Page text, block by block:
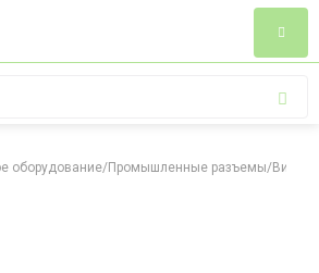
оборудование/Промышленные разъемы/Вилка